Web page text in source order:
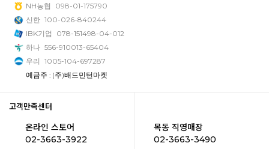
NH농협
098-01-175790
신한 100-026-840244
IBK기업
078-151498-04-012
하나 556-910013-65404
우리 1005-104-697287
예금주 : (주)배드민턴마켓
고객만족센터
온라인 스토어
02-3663-3922
목동 직영매장
02-3663-3490